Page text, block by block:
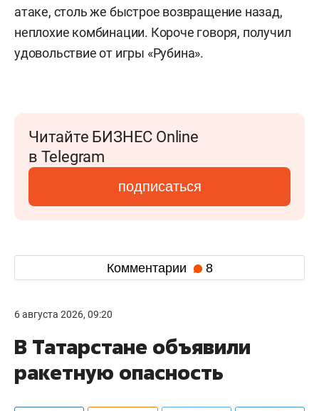
атаке, столь же быстрое возвращение назад,
неплохие комбинации. Короче говоря, получил
удовольствие от игры «Рубина».
Читайте БИЗНЕС Online
в Telegram
подписаться
Комментарии 8
6 августа 2026, 09:20
В Татарстане объявили
ракетную опасность